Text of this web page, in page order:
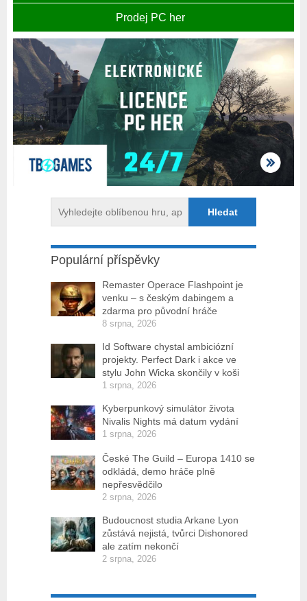
Prodej PC her
Populární příspěvky
Remaster Operace Flashpoint je
venku – s českým dabingem a
zdarma pro původní hráče
8 srpna, 2026
Id Software chystal ambiciózní
projekty. Perfect Dark i akce ve
stylu John Wicka skončily v koši
1 srpna, 2026
Kyberpunkový simulátor života
Nivalis Nights má datum vydání
1 srpna, 2026
České The Guild – Europa 1410 se
odkládá, demo hráče plně
nepřesvědčilo
2 srpna, 2026
Budoucnost studia Arkane Lyon
zůstává nejistá, tvůrci Dishonored
ale zatím nekončí
2 srpna, 2026